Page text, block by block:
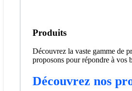
Produits
Découvrez la vaste gamme de
proposons pour répondre à vos
Découvrez nos